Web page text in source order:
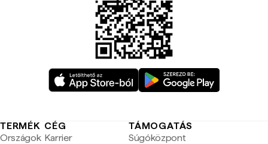
TERMÉK
Országok
CÉG
Karrier
TÁMOGATÁS
Súgóközpont